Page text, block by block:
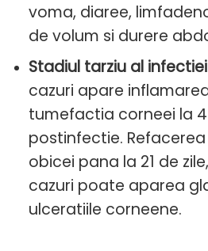
voma, diaree,
de volum si durere
Stadiul tarziu al infectiei
cazuri apare
tumefactia corneei la 4
postinfectie.
obicei pana la 21 de
cazuri poate aparea
ulceratiile corneene.